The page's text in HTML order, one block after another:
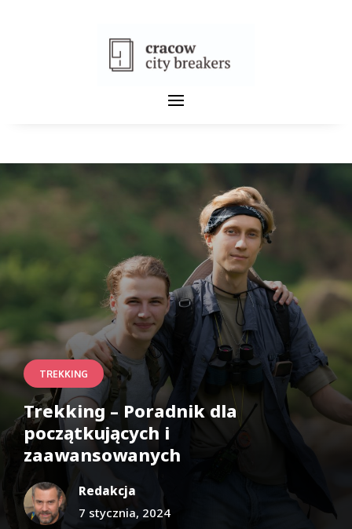
TREKKING
Trekking – Poradnik dla
początkujących i
zaawansowanych
Redakcja
7 stycznia, 2024